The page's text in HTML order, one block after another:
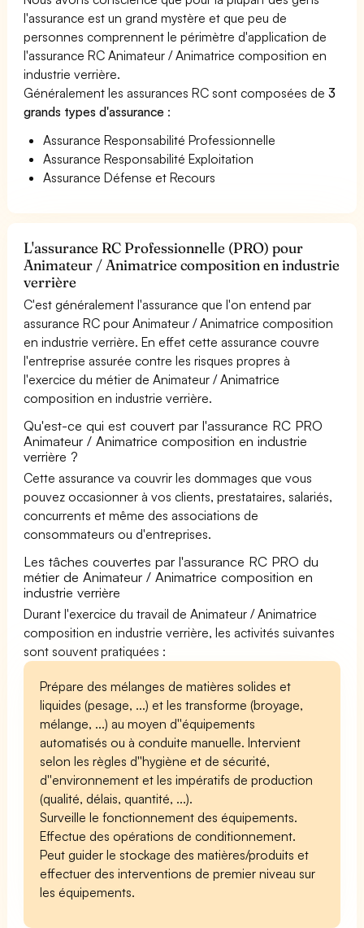
l'assurance est un grand mystère et que peu de
personnes comprennent le périmètre d'application de
l'assurance RC Animateur / Animatrice composition en
industrie verrière.
Généralement les assurances RC sont composées de3
grands types d'assurance :
Assurance Responsabilité Professionnelle
Assurance Responsabilité Exploitation
Assurance Défense et Recours
L'assurance RC Professionnelle (PRO) pour
Animateur / Animatrice composition en industrie
verrière
C'est généralement l'assurance que l'on entend par
assurance RC pour Animateur / Animatrice composition
en industrie verrière. En effet cette assurance couvre
l'entreprise assurée contre les risques propres à
l'exercice du métier de Animateur / Animatrice
composition en industrie verrière.
Qu'est-ce qui est couvert par l'assurance RC PRO
Animateur / Animatrice composition en industrie
verrière ?
Cette assurance va couvrir les dommages que vous
pouvez occasionner à vos clients, prestataires, salariés,
concurrents et même des associations de
consommateurs ou d'entreprises.
Les tâches couvertes par l'assurance RC PRO du
métier de Animateur / Animatrice composition en
industrie verrière
Durant l'exercice du travail de Animateur / Animatrice
composition en industrie verrière, les activités suivantes
sont souvent pratiquées :
Prépare des mélanges de matières solides et
liquides (pesage, ...) et les transforme (broyage,
mélange, ...) au moyen d''équipements
automatisés ou à conduite manuelle. Intervient
selon les règles d''hygiène et de sécurité,
d''environnement et les impératifs de production
(qualité, délais, quantité, ...).
Surveille le fonctionnement des équipements.
Effectue des opérations de conditionnement.
Peut guider le stockage des matières/produits et
effectuer des interventions de premier niveau sur
les équipements.